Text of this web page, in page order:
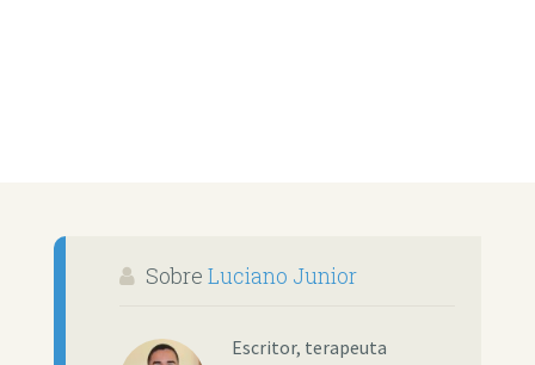
Sobre Luciano Junior
Escritor, terapeuta